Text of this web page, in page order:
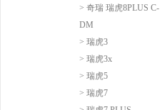
> 奇瑞 瑞虎8PLUS C-
DM
> 瑞虎3
> 瑞虎3x
> 瑞虎5
> 瑞虎7